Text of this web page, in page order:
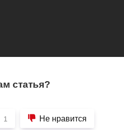
статья?
1 Не нравится